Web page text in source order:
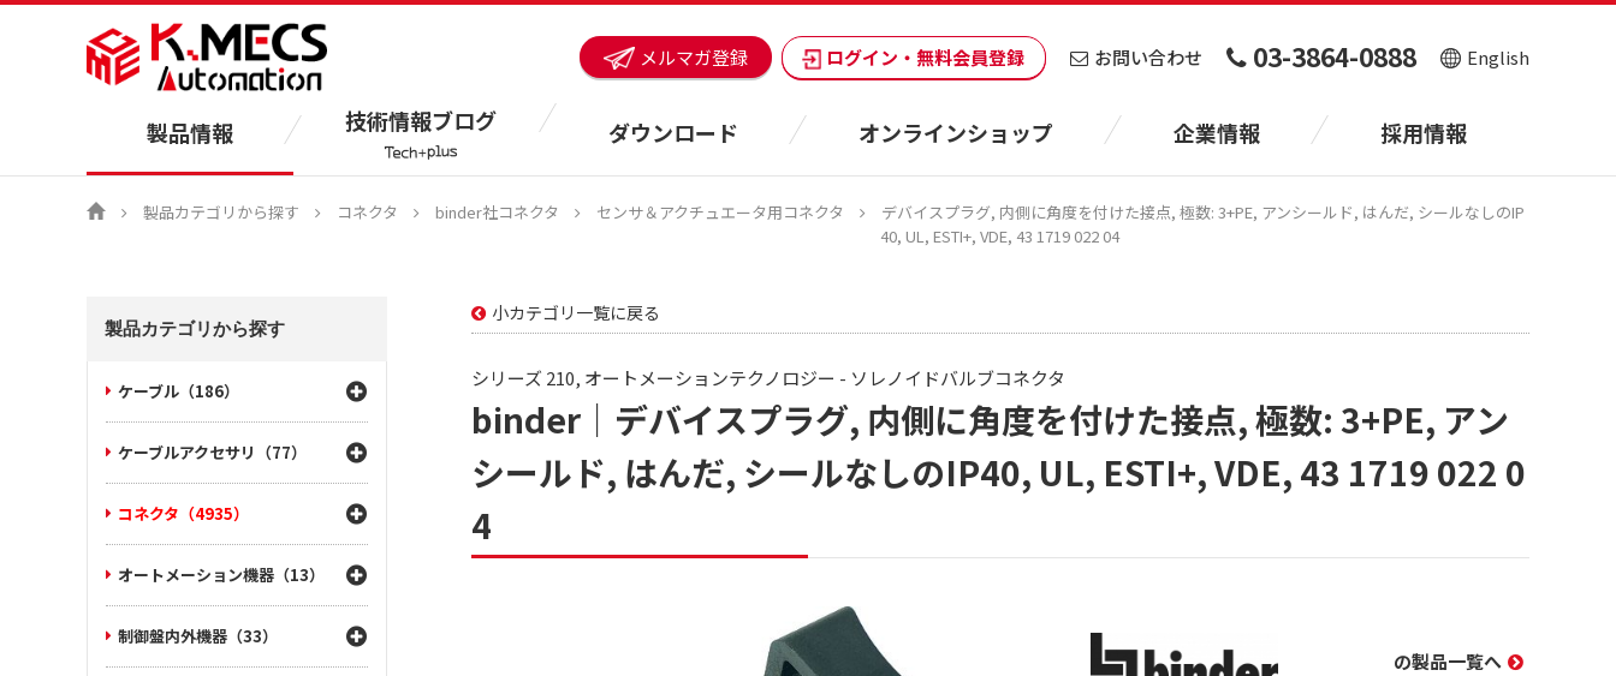
メルマガ登録 ログイン・無料会員登録 お問い合わせ 03-3864-0888 English
製品情報 技術情報ブログ ダウンロード オンラインショップ 企業情報 採用情報
製品カテゴリから探す コネクタ binder社コネクタ センサ＆アクチュエータ用コネクタ
デバイスプラグ, 内側に角度を付けた接点, 極数: 3+PE, アンシールド, はんだ, シールなしのIP
40, UL, ESTI+, VDE, 43 1719 022 04
小カテゴリ一覧に戻る
シリーズ 210, オートメーションテクノロジー - ソレノイドバルブコネクタ
binder｜デバイスプラグ, 内側に角度を付けた接点, 極数: 3+PE, アン
シールド, はんだ, シールなしのIP40, UL, ESTI+, VDE, 43 1719 022 0
4
の製品一覧へ
製品カテゴリから探す
ケーブル（186）
ケーブルアクセサリ（77）
コネクタ（4935）
オートメーション機器（13）
制御盤内外機器（33）